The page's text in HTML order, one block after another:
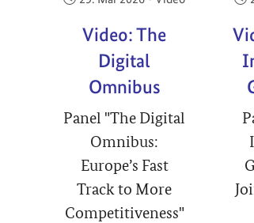
Video: The
Digital
Omnibus
Panel "The Digital
Omnibus:
Europe’s Fast
Track to More
Competitiveness"